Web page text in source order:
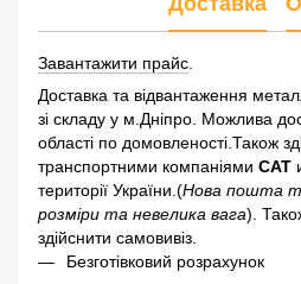
Завантажити прайс
Доставка та відвантаження
зі складу у м.Дніпро. Можлива
області по домовленості.Також
транспортними компаніями САТ
території України.(Нова пошта
розміри та невелика вага).
здійснити самовивіз.
Безготівковий розрахунок